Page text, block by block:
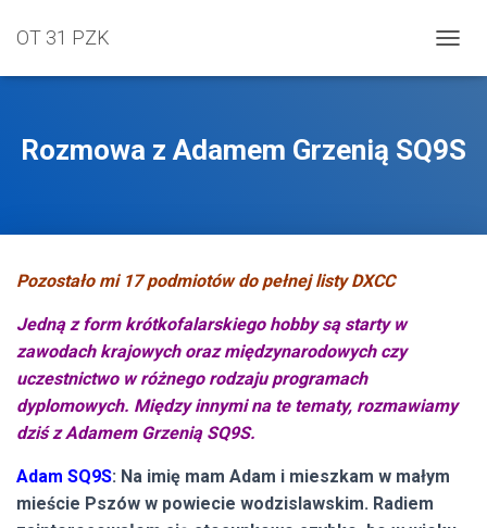
OT 31 PZK
Rozmowa z Adamem Grzenią SQ9S
Pozostało mi 17 podmiotów do pełnej listy DXCC
Jedną z form krótkofalarskiego hobby są starty w
zawodach krajowych oraz międzynarodowych czy
uczestnictwo w różnego rodzaju programach
dyplomowych. Między innymi na te tematy, rozmawiamy
dziś z Adamem Grzenią SQ9S.
Adam SQ9S: Na imię mam Adam i mieszkam w małym
mieście Pszów w powiecie wodzislawskim. Radiem